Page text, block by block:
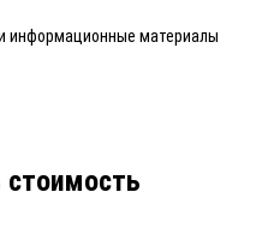
информационные материалы
стоимость